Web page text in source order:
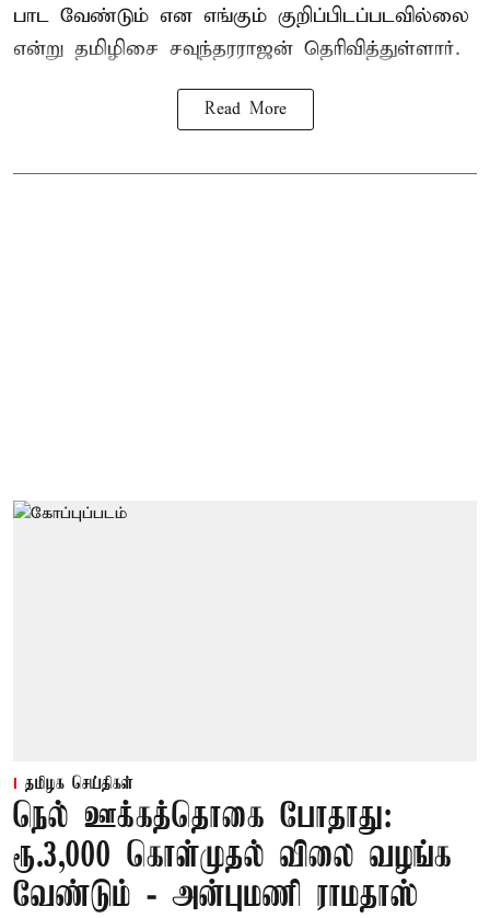
பாட வேண்டும் என எங்கும் குறிப்பிடப்படவில்லை
என்று தமிழிசை சவுந்தரராஜன் தெரிவித்துள்ளார்.
Read More
தமிழக செய்திகள்
நெல் ஊக்கத்தொகை போதாது:
ரூ.3,000 கொள்முதல் விலை வழங்க
வேண்டும் - அன்புமணி ராமதாஸ்